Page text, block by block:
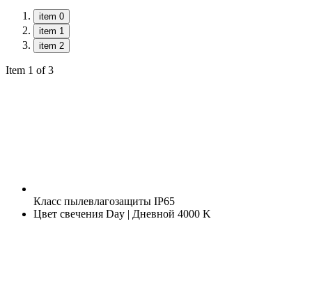
item 0
item 1
item 2
Item 1 of 3
Класс пылевлагозащиты IP65
Цвет свечения Day | Дневной 4000 K